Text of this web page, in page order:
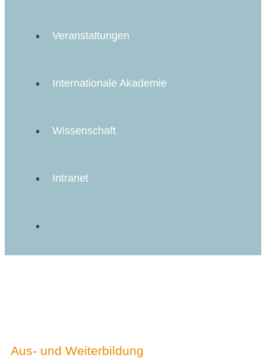
Veranstaltungen
Internationale Akademie
Wissenschaft
Intranet
Aus- und Weiterbildung